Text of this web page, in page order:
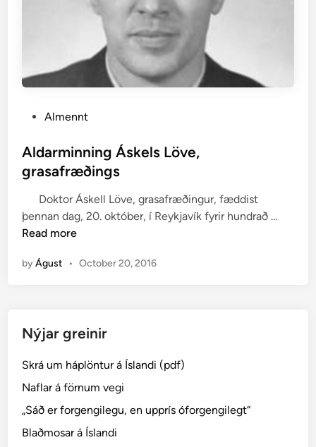
s
t
e
i
n
Almennt
Aldarminning Áskels Löve,
grasafræðings
Doktor Áskell Löve, grasafræðingur, fæddist
þennan dag, 20. október, í Reykjavík fyrir hundrað …
Read more
byÁgust • October 20, 2016
Nýjar greinir
Skrá um háplöntur á Íslandi (pdf)
Naflar á förnum vegi
„Sáð er forgengilegu, en upprís óforgengilegt“
Blaðmosar á Íslandi